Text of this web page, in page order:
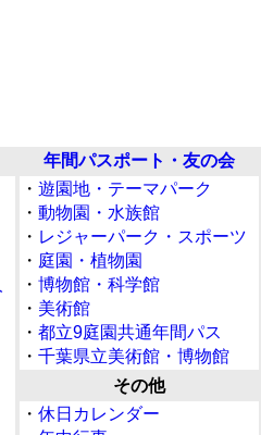
年間パスポート・友の会
・ 遊園地・テーマパーク
・ 動物園・水族館
・ レジャーパーク・スポーツ
・ 庭園・植物園
・ 博物館・科学館
・ 美術館
・ 都立9庭園共通年間パス
・ 千葉県立美術館・博物館
その他
・ 休日カレンダー